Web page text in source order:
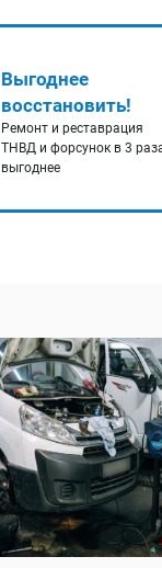
Выгоднее
восстановить!
Ремонт и реставрация
ТНВД и форсунок в 3
выгоднее